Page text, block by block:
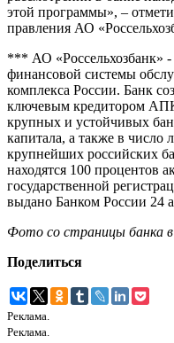
этой программы», –
правления АО
*** АО «Россельхозбанк»
финансовой системы
комплекса России. Банк
ключевым кредитором
крупных и устойчивых
капитала, а также в число
крупнейших российских
находятся 100 процентов
государственной
выдано Банком России 24
Фото со страницы банка в
Поделиться
Реклама.
Реклама.